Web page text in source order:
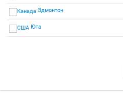
Эдмонтон
Юта